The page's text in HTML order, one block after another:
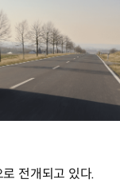
전개되고 있다.